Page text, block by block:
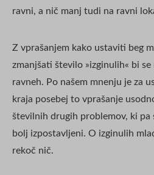
ravni, a nič manj tudi na ravni
Z vprašanjem kako ustaviti beg
zmanjšati število »izginulih« bi
ravneh. Po našem mnenju je za
kraja posebej to vprašanje
številnih drugih problemov, ki pa
bolj izpostavljeni. O izginulih
rekoč nič.